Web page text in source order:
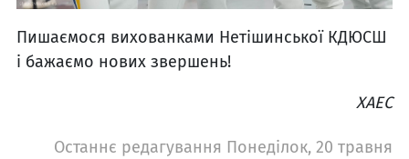
Пишаємося вихованками Нетішинської КДЮСШ
і бажаємо нових звершень!
ХАЕС
Останнє редагування Понеділок, 20 травня